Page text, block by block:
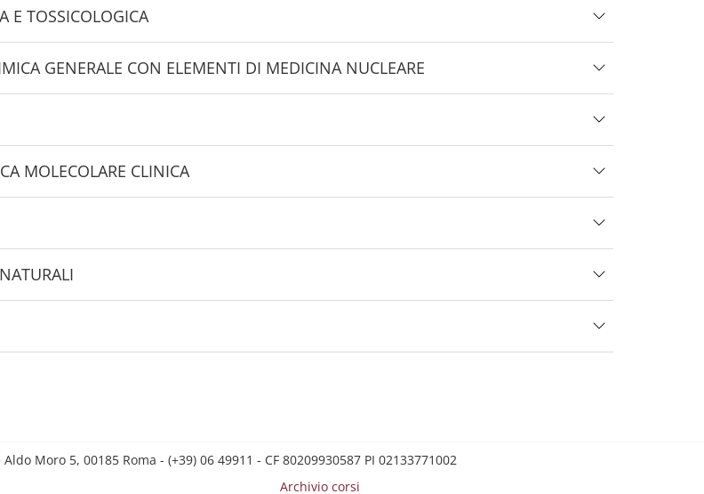
E TOSSICOLOGICA
GENERALE CON ELEMENTI DI MEDICINA NUCLEARE
MOLECOLARE CLINICA
Moro 5, 00185 Roma - (+39) 06 49911 - CF 80209930587 PI 02133771002
Archivio corsi